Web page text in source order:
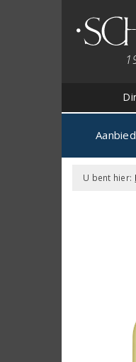
U bent hier: